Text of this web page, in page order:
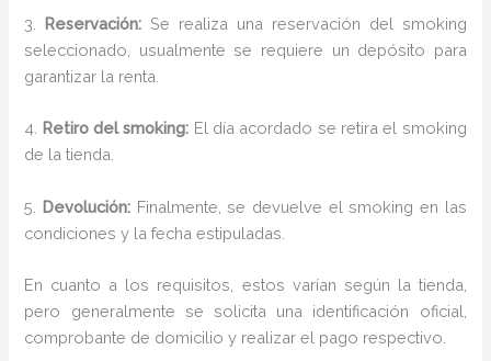
3. Reservación: Se realiza una reservación del smoking
seleccionado, usualmente se requiere un depósito para
garantizar la renta.
4. Retiro del smoking: El día acordado se retira el smoking
de la tienda.
5. Devolución: Finalmente, se devuelve el smoking en las
condiciones y la fecha estipuladas.
En cuanto a los requisitos, estos varían según la tienda,
pero generalmente se solicita una identificación oficial,
comprobante de domicilio y realizar el pago respectivo.